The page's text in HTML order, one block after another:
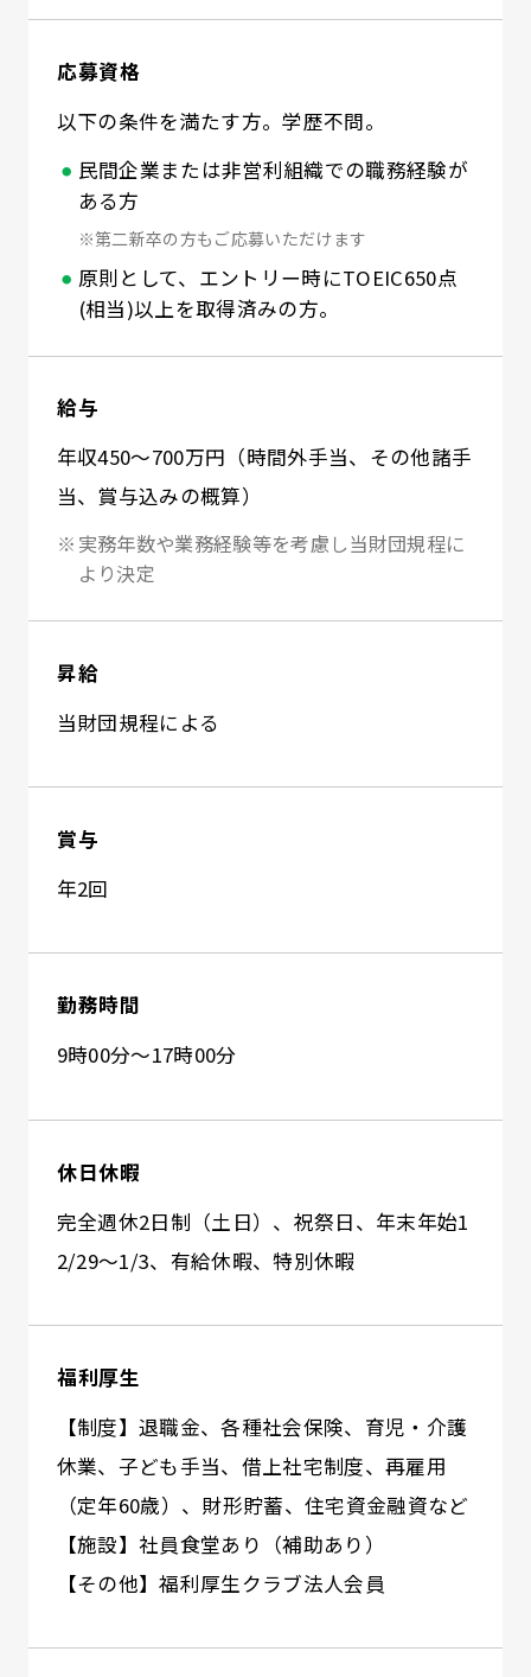
応募資格
以下の条件を満たす方。学歴不問。
民間企業または非営利組織での職務経験が
ある方
※第二新卒の方もご応募いただけます
原則として、エントリー時にTOEIC650点
(相当)以上を取得済みの方。
給与
年収450～700万円（時間外手当、その他諸手
当、賞与込みの概算）
実務年数や業務経験等を考慮し当財団規程に
より決定
昇給
当財団規程による
賞与
年2回
勤務時間
9時00分～17時00分
休日休暇
完全週休2日制（土日）、祝祭日、年末年始1
2/29～1/3、有給休暇、特別休暇
福利厚生
【制度】退職金、各種社会保険、育児・介護
休業、子ども手当、借上社宅制度、再雇用
（定年60歳）、財形貯蓄、住宅資金融資など
【施設】社員食堂あり（補助あり）
【その他】福利厚生クラブ法人会員